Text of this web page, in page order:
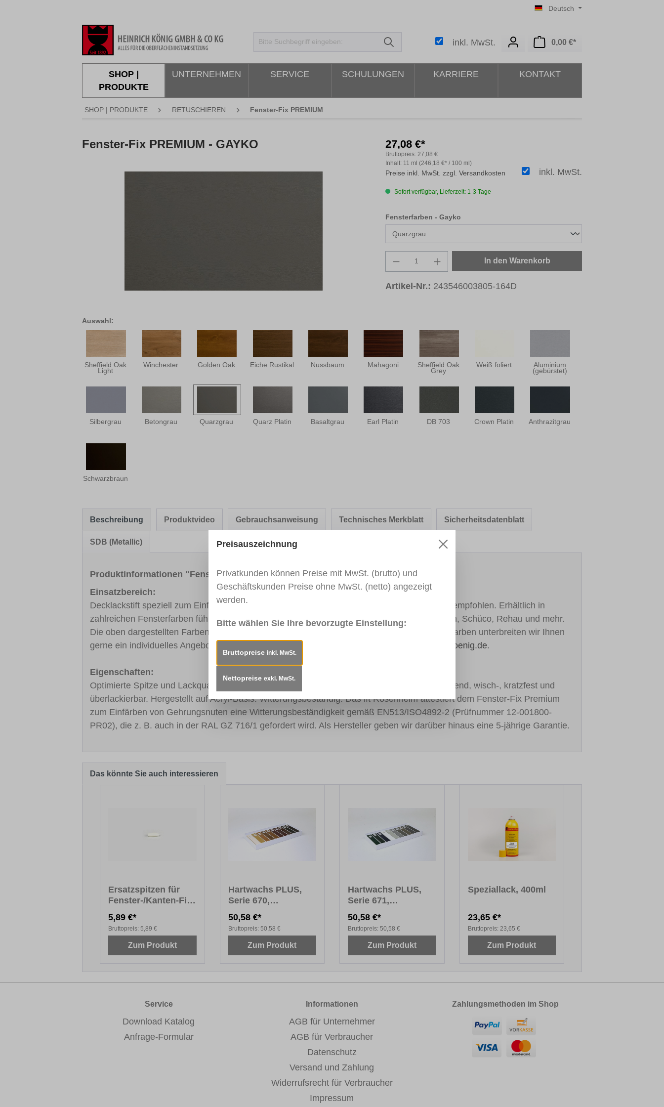
Deutsch
inkl. MwSt. 0,00 €*Warenkorb enthält 0
SHOP |
PRODUKTE
UNTERNEHMEN SERVICE SCHULUNGEN KARRIERE KONTAKT
SHOP | PRODUKTE RETUSCHIEREN Fenster-Fix PREMIUM
Fenster-Fix PREMIUM - GAYKO
Auswahl:
Sheffield Oak
Light
Winchester Golden Oak Eiche Rustikal Nussbaum Mahagoni Sheffield Oak
Grey
Weiß foliert Aluminium
(gebürstet)
Silbergrau Betongrau Quarzgrau Quarz Platin Basaltgrau Earl Platin DB 703 Crown Platin Anthrazitgrau
Schwarzbraun
27,08 €*
Inhalt: 11 ml (246,18 €* / 100 ml)
Bruttopreis: 27,08 €
inkl. MwSt.
Preise inkl. MwSt. zzgl. Versandkosten
Sofort verfügbar, Lieferzeit: 1-3 Tage
Fensterfarben - Gaykoauswählen
Produkt Anzahl: Gib den gewünschten Wert ein
In den Warenkorb
Artikel-Nr.: 243546003805-164D
Beschreibung Produktvideo Gebrauchsanweisung Technisches Merkblatt Sicherheitsdatenblatt
SDB (Metallic)
Produktinformationen "Fenster-Fix PREMIUM - GAYKO"
Einsatzbereich:
Decklackstift speziell zum Einfärben von Gehrungsnuten. Für den Innen- und Außenbereich empfohlen. Erhältlich in
zahlreichen Fensterfarben führender Hersteller wie bspw. Renolit, Cova, Hornschuch, Gealan, Schüco, Rehau und mehr.
Die oben dargestellten Farben sind sofort lagernd und als Einzelstift verfügbar. Für weitere Farben unterbreiten wir Ihnen
gerne ein individuelles Angebot. Schicken Sie uns dazu Ihre Anfrage an:
vertrieb@heinrich-koenig.de.
Eigenschaften:
Optimierte Spitze und Lackqualität sorgen für einen kontinuierlichen Lackfluss. Schnelltrocknend, wisch-, kratzfest und
überlackierbar. Hergestellt auf Acryl-Basis. Witterungsbeständig: Das ift Rosenheim attestiert dem Fenster-Fix Premium
zum Einfärben von Gehrungsnuten eine Witterungsbeständigkeit gemäß EN513/ISO4892-2 (Prüfnummer 12-001800-
PR02), die z. B. auch in der RAL GZ 716/1 gefordert wird. Als Hersteller geben wir darüber hinaus eine 5-jährige Garantie.
Das könnte Sie auch interessieren
Ersatzspitzen für
Fenster-/Kanten-Fix
5,89 €*
Bruttopreis: 5,89 €
Zum Produkt
Hartwachs PLUS,
Serie 670,
10 x 8 cm
50,58 €*
Bruttopreis: 50,58 €
Zum Produkt
Hartwachs PLUS,
Serie 671,
10 x 8 cm
50,58 €*
Bruttopreis: 50,58 €
Zum Produkt
Speziallack, 400ml
23,65 €*
Bruttopreis: 23,65 €
Zum Produkt
Service
Download Katalog
Anfrage-Formular
Informationen
AGB für Unternehmer
AGB für Verbraucher
Datenschutz
Versand und Zahlung
Widerrufsrecht für Verbraucher
Impressum
Zahlungsmethoden im Shop
Preisauszeichnung
Privatkunden können Preise mit MwSt. (brutto) und
Geschäftskunden Preise ohne MwSt. (netto) angezeigt
werden.
Bitte wählen Sie Ihre bevorzugte Einstellung:
Bruttopreise inkl. MwSt.
Nettopreise exkl. MwSt.